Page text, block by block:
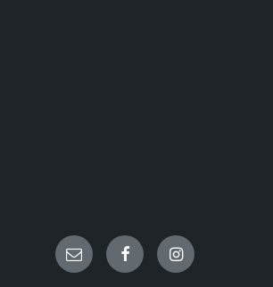
E- FacebookInstagram